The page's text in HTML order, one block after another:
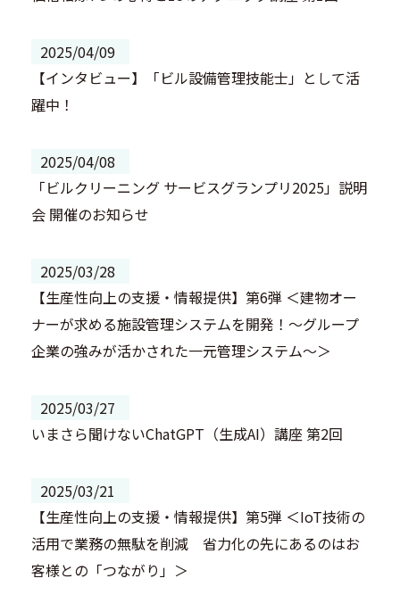
2025/04/09
【インタビュー】「ビル設備管理技能士」として活
躍中！
2025/04/08
「ビルクリーニング サービスグランプリ2025」説明
会 開催のお知らせ
2025/03/28
【生産性向上の支援・情報提供】第6弾 ＜建物オー
ナーが求める施設管理システムを開発！～グループ
企業の強みが活かされた一元管理システム～＞
2025/03/27
いまさら聞けないChatGPT（生成AI）講座 第2回
2025/03/21
【生産性向上の支援・情報提供】第5弾 ＜IoT技術の
活用で業務の無駄を削減 省力化の先にあるのはお
客様との「つながり」＞